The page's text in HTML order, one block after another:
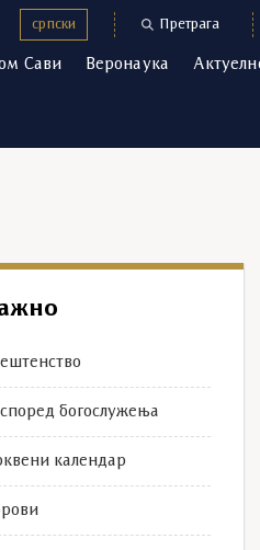
српски Претрага
Сави Веронаука
богослужења
календар